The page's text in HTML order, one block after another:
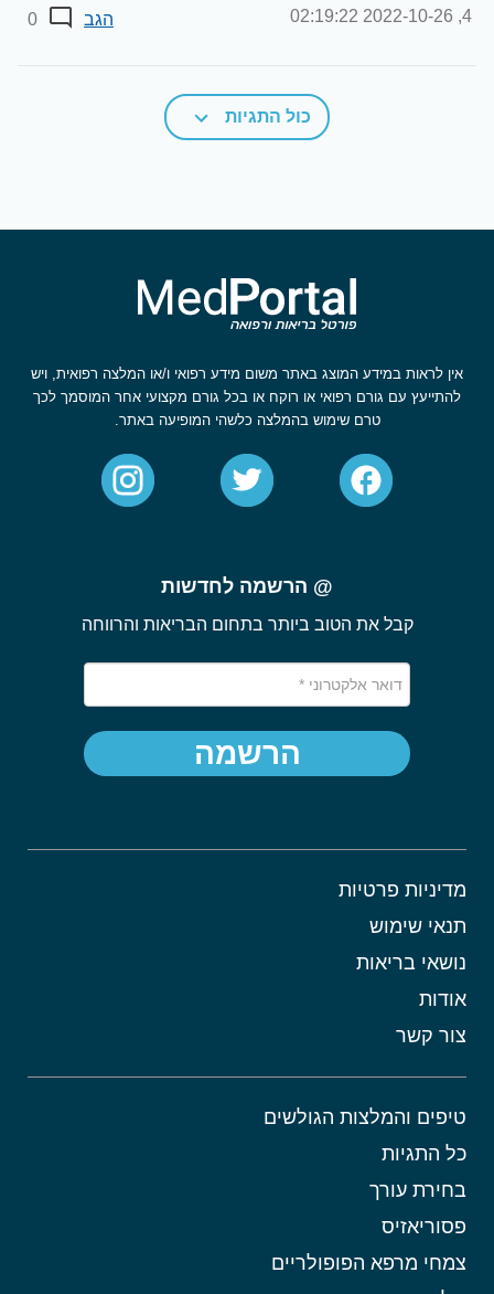
4,
2022-10-26 02:19:22 הגב 0
כול התגיות
אין לראות במידע המוצג באתר משום מידע רפואי ו/או המלצה רפואית, ויש
להתייעץ עם גורם רפואי או רוקח או בכל גורם מקצועי אחר המוסמך לכך
טרם שימוש בהמלצה כלשהי המופיעה באתר.
מדיניות פרטיות
תנאי שימוש
נושאי בריאות
אודות
צור קשר
טיפים והמלצות הגולשים
כל התגיות
בחירת עורך
פסוריאזיס
צמחי מרפא הפופולריים
@ הרשמה לחדשות
קבל את הטוב ביותר בתחום הבריאות והרווחה
הרשמה